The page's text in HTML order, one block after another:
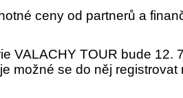
ceny od partnerů a
VALACHY TOUR bude 12.
možné se do něj